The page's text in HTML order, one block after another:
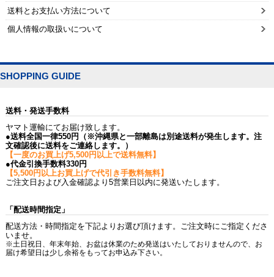
送料とお支払い方法について
個人情報の取扱いについて
SHOPPING GUIDE
送料・発送手数料
ヤマト運輸にてお届け致します。
●送料全国一律550円（※沖縄県と一部離島は別途送料が発生します。注
文確認後に送料をご連絡します。）
【一度のお買上げ5,500円以上で送料無料】
●代金引換手数料330円
【5,500円以上お買上げで代引き手数料無料】
ご注文日および入金確認より5営業日以内に発送いたします。
「配送時間指定」
配送方法・時間指定を下記よりお選び頂けます。ご注文時にご指定くださ
いませ。
※土日祝日、年末年始、お盆は休業のため発送はいたしておりませんので、お
届け希望日は少し余裕をもってお申込み下さい。